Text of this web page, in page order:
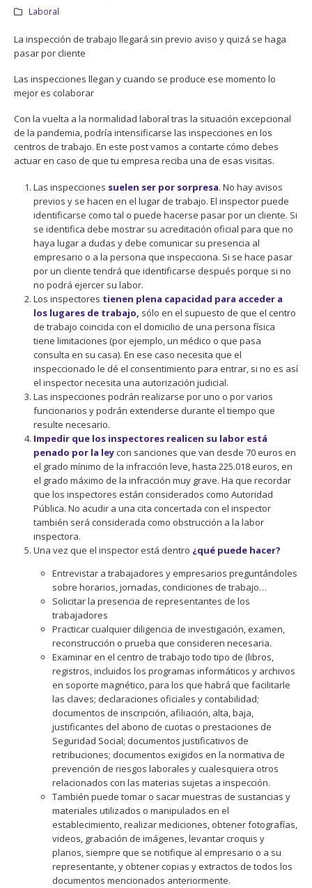
Laboral
La inspección de trabajo llegará sin previo aviso y quizá se haga
pasar por cliente
Las inspecciones llegan y cuando se produce ese momento lo
mejor es colaborar
Con la vuelta a la normalidad laboral tras la situación excepcional
de la pandemia, podría intensificarse las inspecciones en los
centros de trabajo. En este post vamos a contarte cómo debes
actuar en caso de que tu empresa reciba una de esas visitas.
Las inspecciones suelen ser por sorpresa. No hay avisos
previos y se hacen en el lugar de trabajo. El inspector puede
identificarse como tal o puede hacerse pasar por un cliente. Si
se identifica debe mostrar su acreditación oficial para que no
haya lugar a dudas y debe comunicar su presencia al
empresario o a la persona que inspecciona. Si se hace pasar
por un cliente tendrá que identificarse después porque si no
no podrá ejercer su labor.
Los inspectores tienen plena capacidad para acceder a
los lugares de trabajo, sólo en el supuesto de que el centro
de trabajo coincida con el domicilio de una persona física
tiene limitaciones (por ejemplo, un médico o que pasa
consulta en su casa). En ese caso necesita que el
inspeccionado le dé el consentimiento para entrar, si no es así
el inspector necesita una autorización judicial.
Las inspecciones podrán realizarse por uno o por varios
funcionarios y podrán extenderse durante el tiempo que
resulte necesario.
Impedir que los inspectores realicen su labor está
penado por la leycon sanciones que van desde 70 euros en
el grado mínimo de la infracción leve, hasta 225.018 euros, en
el grado máximo de la infracción muy grave. Ha que recordar
que los inspectores están considerados como Autoridad
Pública. No acudir a una cita concertada con el inspector
también será considerada como obstrucción a la labor
inspectora.
Una vez que el inspector está dentro ¿qué puede hacer?
Entrevistar a trabajadores y empresarios preguntándoles
sobre horarios, jornadas, condiciones de trabajo…
Solicitar la presencia de representantes de los
trabajadores
Practicar cualquier diligencia de investigación, examen,
reconstrucción o prueba que consideren necesaria.
Examinar en el centro de trabajo todo tipo de (libros,
registros, incluidos los programas informáticos y archivos
en soporte magnético, para los que habrá que facilitarle
las claves; declaraciones oficiales y contabilidad;
documentos de inscripción, afiliación, alta, baja,
justificantes del abono de cuotas o prestaciones de
Seguridad Social; documentos justificativos de
retribuciones; documentos exigidos en la normativa de
prevención de riesgos laborales y cualesquiera otros
relacionados con las materias sujetas a inspección.
También puede tomar o sacar muestras de sustancias y
materiales utilizados o manipulados en el
establecimiento, realizar mediciones, obtener fotografías,
videos, grabación de imágenes, levantar croquis y
planos, siempre que se notifique al empresario o a su
representante, y obtener copias y extractos de todos los
documentos mencionados anteriormente.